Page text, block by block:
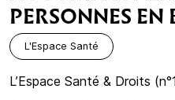
PERSONNES EN
L'Espace Santé
L’Espace Santé & Droits